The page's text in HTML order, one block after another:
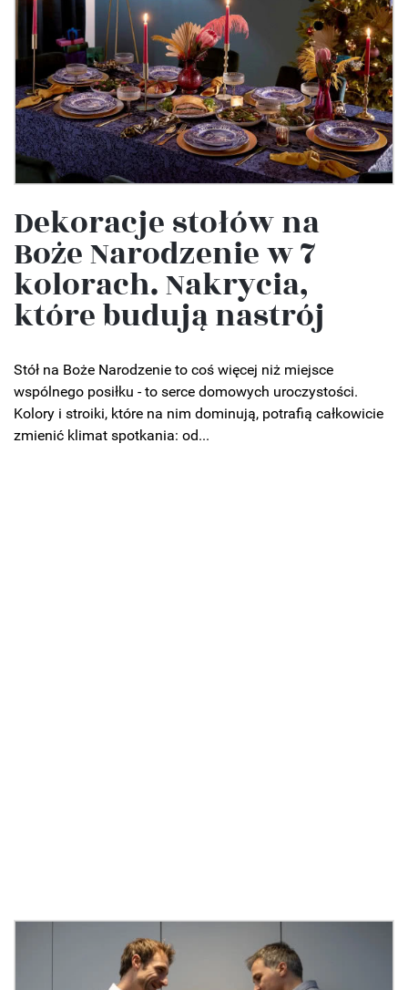
Dekoracje stołów na
Boże Narodzenie w 7
kolorach. Nakrycia,
które budują nastrój
Stół na Boże Narodzenie to coś więcej niż miejsce
wspólnego posiłku - to serce domowych uroczystości.
Kolory i stroiki, które na nim dominują, potrafią całkowicie
zmienić klimat spotkania: od...